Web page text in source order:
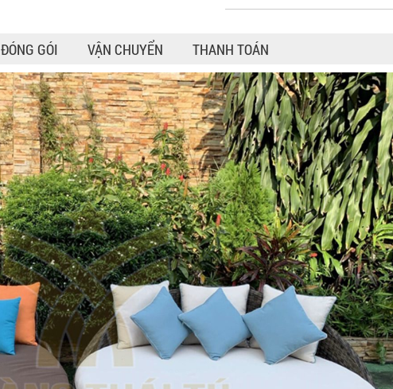
ĐÓNG GÓI VẬN CHUYỂN THANH TOÁN